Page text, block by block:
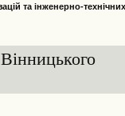
та інженерно-